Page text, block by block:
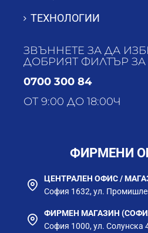
ТЕХНОЛОГИИ
ЗВЪННЕТЕ ЗА ДА
ДОБРИЯТ ФИЛТЪР ЗА
0700 300 84
ОТ 9:00 ДО 18:00Ч
ФИРМЕНИ
ЦЕНТРАЛЕН ОФИС /
София 1632, ул.
ФИРМЕН МАГАЗИН
София 1000, ул. Солунска